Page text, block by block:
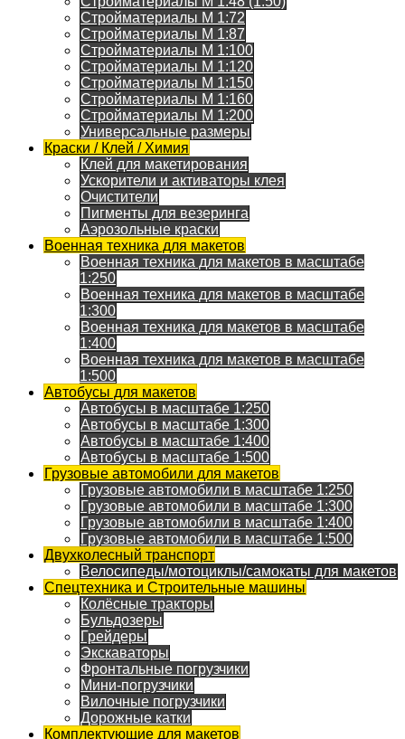
Стройматериалы M 1:72
Стройматериалы M 1:87
Стройматериалы M 1:100
Стройматериалы M 1:120
Стройматериалы M 1:150
Стройматериалы M 1:160
Стройматериалы M 1:200
Универсальные размеры
Краски / Клей / Химия
Клей для макетирования
Ускорители и активаторы клея
Очистители
Пигменты для везеринга
Аэрозольные краски
Военная техника для макетов
Военная техника для макетов в масштабе
1:250
Военная техника для макетов в масштабе
1:300
Военная техника для макетов в масштабе
1:400
Военная техника для макетов в масштабе
1:500
Автобусы для макетов
Автобусы в масштабе 1:250
Автобусы в масштабе 1:300
Автобусы в масштабе 1:400
Автобусы в масштабе 1:500
Грузовые автомобили для макетов
Грузовые автомобили в масштабе 1:250
Грузовые автомобили в масштабе 1:300
Грузовые автомобили в масштабе 1:400
Грузовые автомобили в масштабе 1:500
Двухколесный транспорт
Велосипеды/мотоциклы/самокаты для макетов
Спецтехника и Строительные машины
Колёсные тракторы
Бульдозеры
Грейдеры
Экскаваторы
Фронтальные погрузчики
Мини-погрузчики
Вилочные погрузчики
Дорожные катки
Комплектующие для макетов